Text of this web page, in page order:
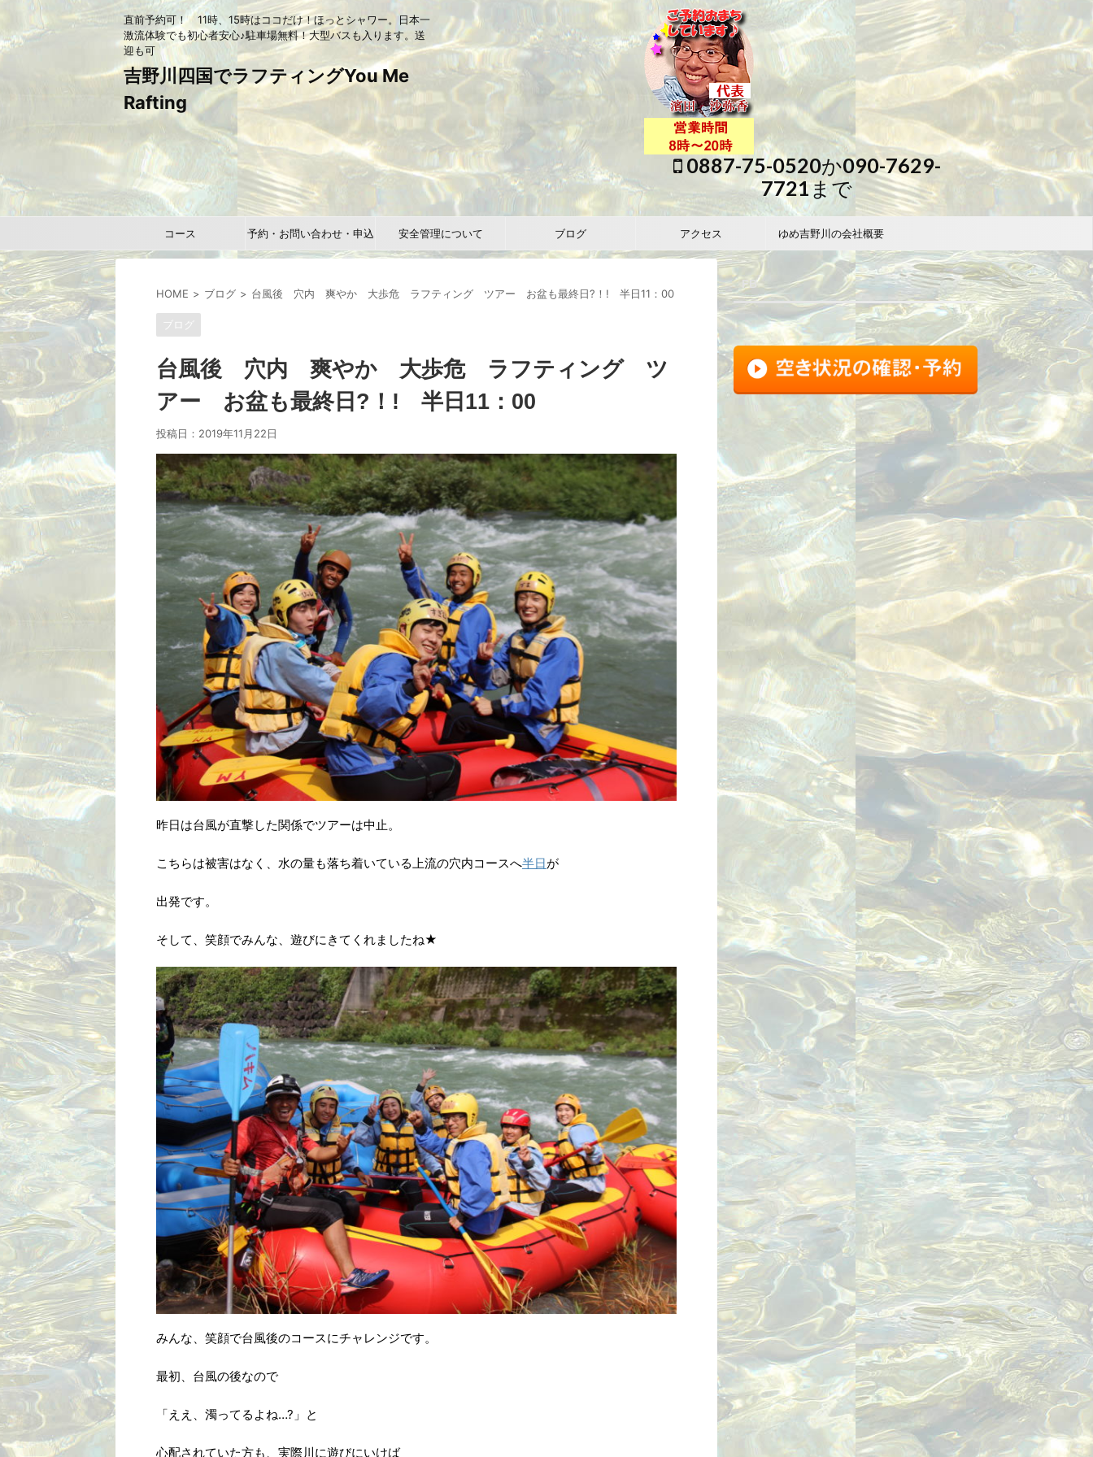
直前予約可！ 11時、15時はココだけ！ほっとシャワー。日本一
激流体験でも初心者安心♪駐車場無料！大型バスも入ります。送
迎も可
吉野川四国でラフティングYou Me
Rafting
0887-75-0520か090-7629-
7721まで
コース 予約・お問い合わせ・申込 安全管理について ブログ アクセス ゆめ吉野川の会社概要
HOME ブログ 台風後 穴内 爽やか 大歩危 ラフティング ツアー お盆も最終日?！! 半日11：00
ブログ
台風後 穴内 爽やか 大歩危 ラフティング ツ
アー お盆も最終日?！! 半日11：00
投稿日： 2019年11月22日
昨日は台風が直撃した関係でツアーは中止。
こちらは被害はなく、水の量も落ち着いている上流の穴内コースへ半日が
出発です。
そして、笑顔でみんな、遊びにきてくれましたね★
みんな、笑顔で台風後のコースにチャレンジです。
最初、台風の後なので
「ええ、濁ってるよね…?」と
心配されていた方も、実際川に遊びにいけば
FB